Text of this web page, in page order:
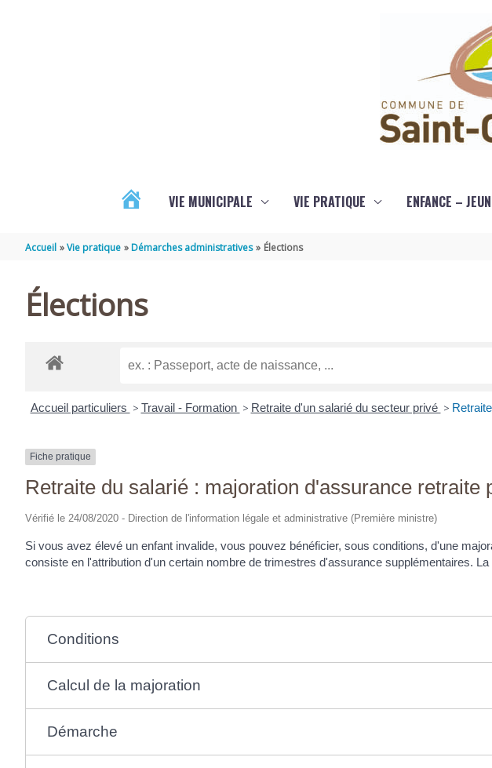
VIE MUNICIPALE VIE PRATIQUE ENFANCE –
Accueil Vie pratique Démarches administratives Élections
Élections
Accueil particuliers > Travail - Formation > Retraite d'un salarié du secteur privé >
Fiche pratique
Retraite du salarié : majoration d'assurance retraite
Vérifié le 24/08/2020 - Direction de l'information légale et administrative (Première ministre)
Si vous avez élevé un enfant invalide, vous pouvez bénéficier, sous conditions, d'une
consiste en l'attribution d'un certain nombre de trimestres d'assurance supplémentaires.
Conditions
Calcul de la majoration
Démarche